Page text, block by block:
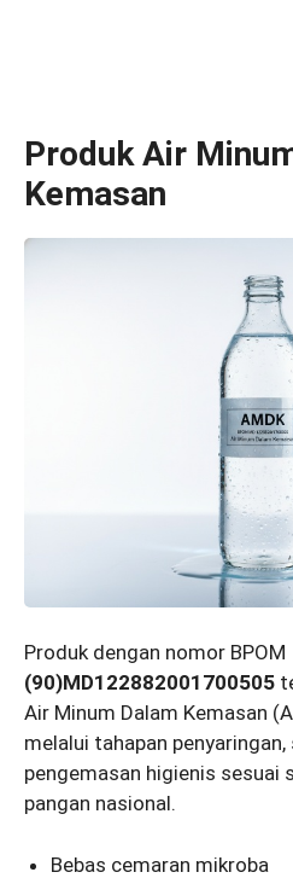
Produk Air
Kemasan
Produk dengan nomor BPOM
(90)MD122882001700505
Air Minum Dalam Kemasan
melalui tahapan
pengemasan higienis sesuai
pangan nasional.
Bebas cemaran mikroba